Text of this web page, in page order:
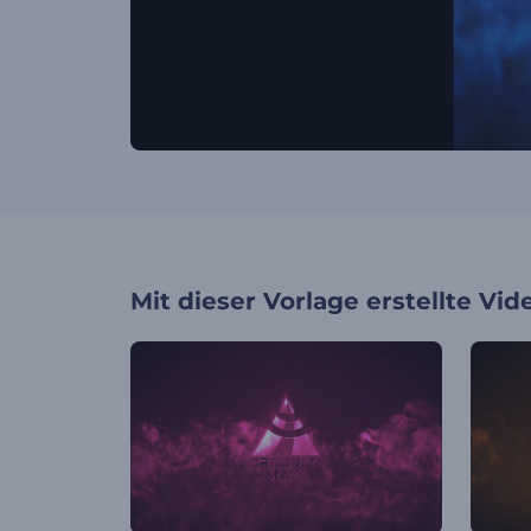
Mit dieser Vorlage erstellte